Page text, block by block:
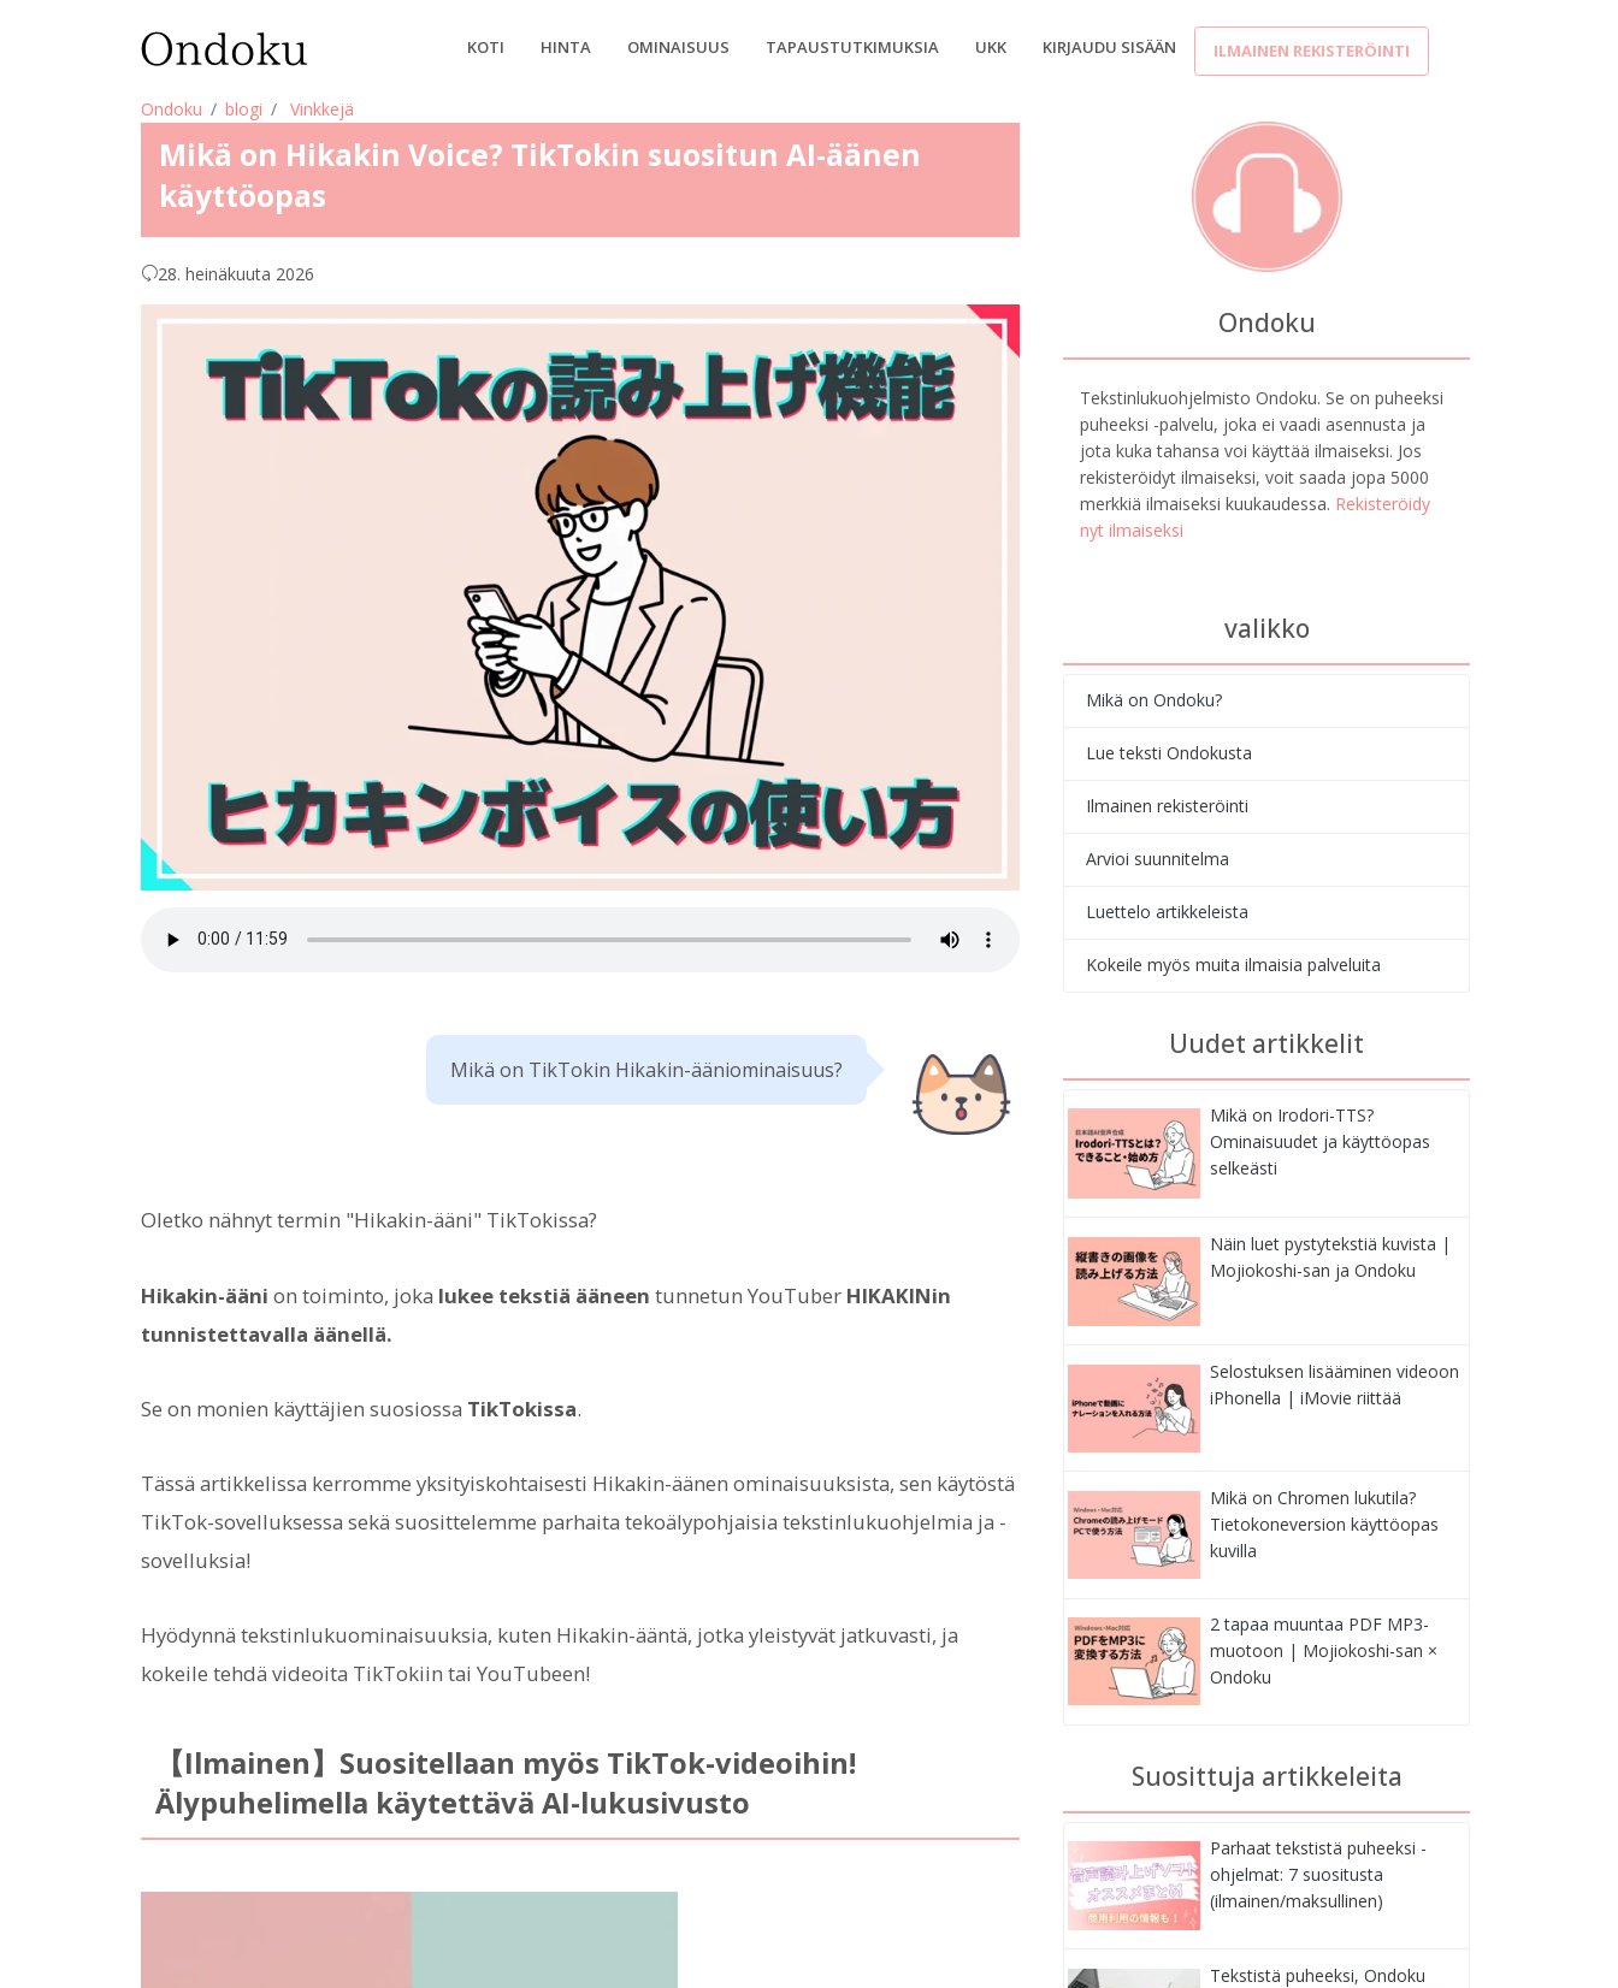
KOTI HINTA OMINAISUUS TAPAUSTUTKIMUKSIA UKK KIRJAUDU SISÄÄN ILMAINEN REKISTERÖINTI
Ondoku blogi Vinkkejä
Mikä on Hikakin Voice? TikTokin suositun AI-äänen
käyttöopas
28. heinäkuuta 2026
Mikä on TikTokin Hikakin-ääniominaisuus?
Oletko nähnyt termin "Hikakin-ääni" TikTokissa?
Hikakin-ääni on toiminto, joka lukee tekstiä ääneen tunnetun YouTuber HIKAKINin
tunnistettavalla äänellä.
Se on monien käyttäjien suosiossa TikTokissa.
Tässä artikkelissa kerromme yksityiskohtaisesti Hikakin-äänen ominaisuuksista, sen käytöstä
TikTok-sovelluksessa sekä suosittelemme parhaita tekoälypohjaisia tekstinlukuohjelmia ja -
sovelluksia!
Hyödynnä tekstinlukuominaisuuksia, kuten Hikakin-ääntä, jotka yleistyvät jatkuvasti, ja
kokeile tehdä videoita TikTokiin tai YouTubeen!
【Ilmainen】Suositellaan myös TikTok-videoihin!
Älypuhelimella käytettävä AI-lukusivusto
Ondoku
Tekstinlukuohjelmisto Ondoku. Se on puheeksi
puheeksi -palvelu, joka ei vaadi asennusta ja
jota kuka tahansa voi käyttää ilmaiseksi. Jos
rekisteröidyt ilmaiseksi, voit saada jopa 5000
merkkiä ilmaiseksi kuukaudessa. Rekisteröidy
nyt ilmaiseksi
valikko
Mikä on Ondoku?
Lue teksti Ondokusta
Ilmainen rekisteröinti
Arvioi suunnitelma
Luettelo artikkeleista
Kokeile myös muita ilmaisia palveluita
Uudet artikkelit
Mikä on Irodori-TTS?
Ominaisuudet ja käyttöopas
selkeästi
Näin luet pystytekstiä kuvista |
Mojiokoshi-san ja Ondoku
Selostuksen lisääminen videoon
iPhonella | iMovie riittää
Mikä on Chromen lukutila?
Tietokoneversion käyttöopas
kuvilla
2 tapaa muuntaa PDF MP3-
muotoon | Mojiokoshi-san ×
Ondoku
Suosittuja artikkeleita
Parhaat tekstistä puheeksi -
ohjelmat: 7 suositusta
(ilmainen/maksullinen)
Tekstistä puheeksi, Ondoku